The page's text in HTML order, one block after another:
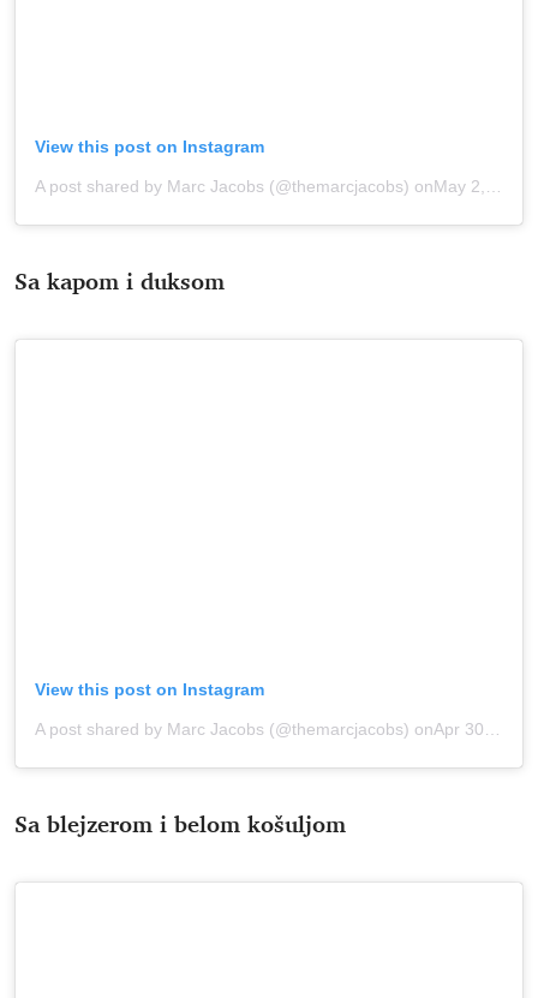
View this post on Instagram
A post shared by Marc Jacobs (@themarcjacobs) onMay 2, 2020 at 12:45pm PDT
Sa kapom i duksom
View this post on Instagram
A post shared by Marc Jacobs (@themarcjacobs) onApr 30, 2020 at 7:44pm PDT
Sa blejzerom i belom košuljom